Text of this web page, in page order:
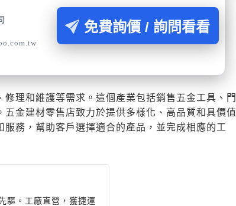
免費詢價 / 詢問看看
理和維護等需求。這個產業包括銷售五金工具、門
金建材零售店致力於提供多樣化、高品質和具價值
務，幫助客戶選擇適合的產品，並完成相應的工
驅。工廠直營，獲捷運